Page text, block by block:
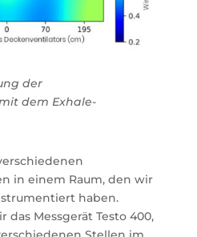
der
dem Exhale-
in einem Raum, den wir
haben.
das Messgerät Testo 400,